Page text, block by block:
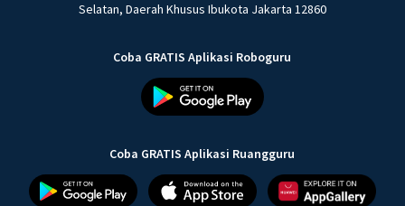
Selatan, Daerah Khusus Ibukota Jakarta 12860
Coba GRATIS Aplikasi Roboguru
Coba GRATIS Aplikasi Ruangguru